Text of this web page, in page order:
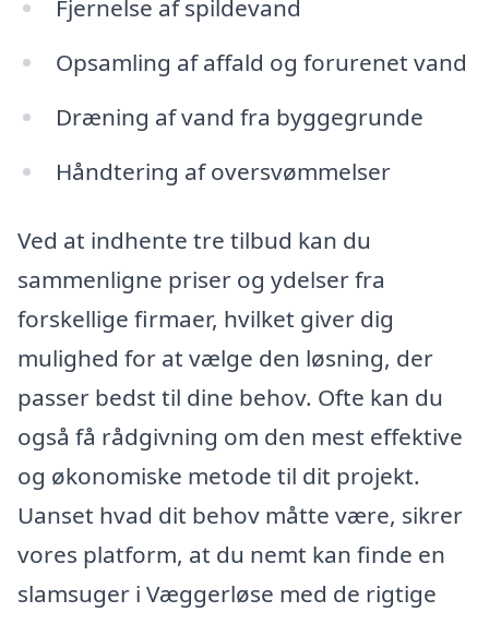
Fjernelse af spildevand
Opsamling af affald og forurenet vand
Dræning af vand fra byggegrunde
Håndtering af oversvømmelser
Ved at indhente tre tilbud kan du
sammenligne priser og ydelser fra
forskellige firmaer, hvilket giver dig
mulighed for at vælge den løsning, der
passer bedst til dine behov. Ofte kan du
også få rådgivning om den mest effektive
og økonomiske metode til dit projekt.
Uanset hvad dit behov måtte være, sikrer
vores platform, at du nemt kan finde en
slamsuger i Væggerløse med de rigtige